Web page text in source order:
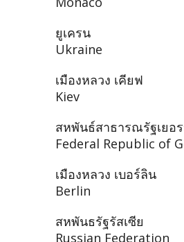
ยูเครน
Ukraine
เมืองหลวง เคียฟ
Kiev
สหพันธ์สาธารณรัฐเยอ
Federal Republic of
เมืองหลวง เบอร์ลิน
Berlin
สหพันธรัฐรัสเซีย
Russian Federation